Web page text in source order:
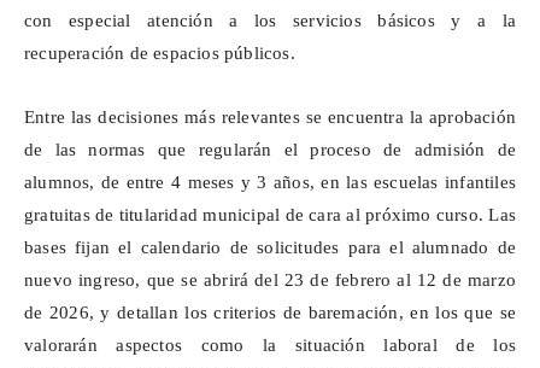
con especial atención a los servicios básicos y a la
recuperación de espacios públicos.
Entre las decisiones más relevantes se encuentra la aprobación
de las normas que regularán el proceso de admisión de
alumnos, de entre 4 meses y 3 años, en las escuelas infantiles
gratuitas de titularidad municipal de cara al próximo curso. Las
bases fijan el calendario de solicitudes para el alumnado de
nuevo ingreso, que se abrirá del 23 de febrero al 12 de marzo
de 2026, y detallan los criterios de baremación, en los que se
valorarán aspectos como la situación laboral de los